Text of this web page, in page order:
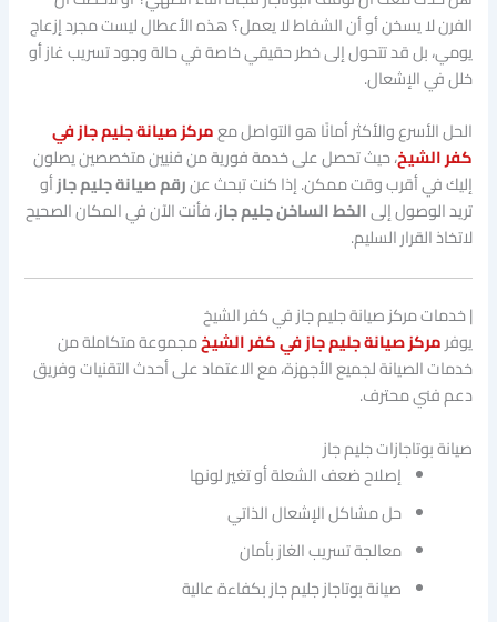
الفرن لا يسخن أو أن الشفاط لا يعمل؟ هذه الأعطال ليست مجرد إزعاج
يومي، بل قد تتحول إلى خطر حقيقي خاصة في حالة وجود تسريب غاز أو
خلل في الإشعال.
الحل الأسرع والأكثر أمانًا هو التواصل معمركز صيانة جليم جاز في
كفر الشيخ، حيث تحصل على خدمة فورية من فنيين متخصصين يصلون
إليك في أقرب وقت ممكن. إذا كنت تبحث عنرقم صيانة جليم جازأو
تريد الوصول إلىالخط الساخن جليم جاز، فأنت الآن في المكان الصحيح
لاتخاذ القرار السليم.
| خدمات مركز صيانة جليم جاز في كفر الشيخ
يوفرمركز صيانة جليم جاز في كفر الشيخمجموعة متكاملة من
خدمات الصيانة لجميع الأجهزة، مع الاعتماد على أحدث التقنيات وفريق
دعم فني محترف.
صيانة بوتاجازات جليم جاز
إصلاح ضعف الشعلة أو تغير لونها
حل مشاكل الإشعال الذاتي
معالجة تسريب الغاز بأمان
صيانة بوتاجاز جليم جاز بكفاءة عالية